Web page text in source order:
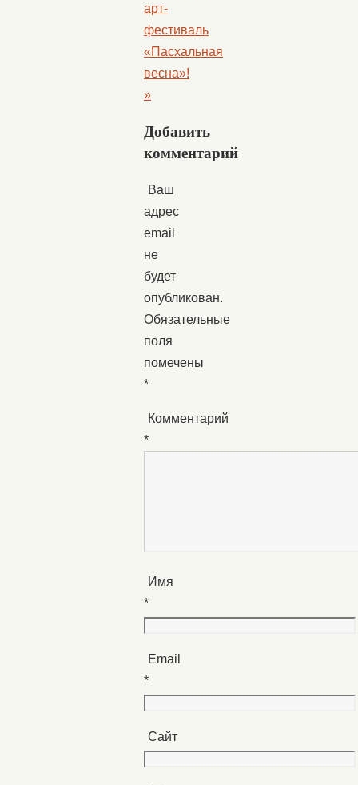
арт-
фестиваль
«Пасхальная
весна»!
»
Добавить
комментарий
Ваш
адрес
email
не
будет
опубликован.
Обязательные
поля
помечены
*
Комментарий
*
Имя
*
Email
*
Сайт